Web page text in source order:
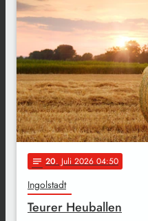
notes 20. Juli 2026 04:50
Ingolstadt
Teurer Heuballen